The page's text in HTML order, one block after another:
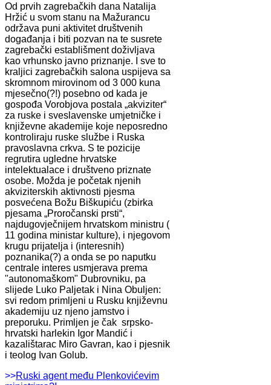
Od prvih zagrebačkih dana Natalija
Hržić u svom stanu na Mažurancu
održava puni aktivitet društvenih
događanja i biti pozvan na te susrete
zagrebački establišment doživljava
kao vrhunsko javno priznanje. I sve to
kraljici zagrebačkih salona uspijeva sa
skromnom mirovinom od 3 000 kuna
mjesečno(?!) posebno od kada je
gospođa Vorobjova postala „akviziter“
za ruske i sveslavenske umjetničke i
književne akademije koje neposredno
kontroliraju ruske službe i Ruska
pravoslavna crkva. S te pozicije
regrutira ugledne hrvatske
intelektualace i društveno priznate
osobe. Možda je početak njenih
akviziterskih aktivnosti pjesma
posvećena Božu Biškupiću (zbirka
pjesama „Proročanski prsti“,
najdugovječnijem hrvatskom ministru (
11 godina ministar kulture), i njegovom
krugu prijatelja i (interesnih)
poznanika(?) a onda se po naputku
centrale interes usmjerava prema
"autonomaškom" Dubrovniku, pa
slijede Luko Paljetak i Nina Obuljen:
svi redom primljeni u Rusku književnu
akademiju uz njeno jamstvo i
preporuku. Primljen je čak srpsko-
hrvatski harlekin Igor Mandić i
kazalištarac Miro Gavran, kao i pjesnik
i teolog Ivan Golub.
>>Ruski agent među Plenkovićevim